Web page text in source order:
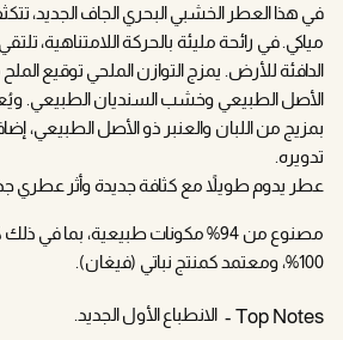
في هذا العطر الخشبي البحري الجاف الجديد،
مياكي. في رائحة مليئة بالحركة اللامتناهية،
الدافئة للأرض. يمزج التوازن الملحي توقيع
الأصل الطبيعي وخشب السنديان الطبيعي.
بمزيج من اللبان والعنبر ذو الأصل الطبيعي،
تدويره.
عطر يدوم طويلاً مع كثافة جديدة وأثر عطري
مصنوع من 94% مكونات طبيعية،
100%، ومعتمد كمنتج نباتي (فيغان).
Top Notes الانطباع الأول الجديد.